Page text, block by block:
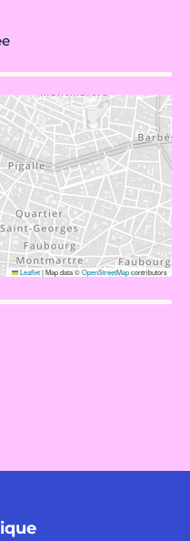
Leaflet|Map data ©OpenStreetMapcontributors